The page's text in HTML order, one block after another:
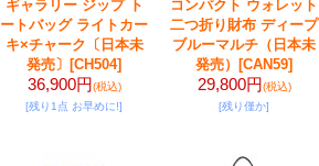
ギャラリー ジップ ト
ートバッグ ライトカー
キ×チャーク〔日本未
発売〕 [CH504]
36,900円(税込)
[残り1点 お早めに!]
コンパクト ウォレット
二つ折り財布 ディープ
ブルーマルチ（日本未
発売）
[CAN59]
29,800円(税込)
[残り僅か]